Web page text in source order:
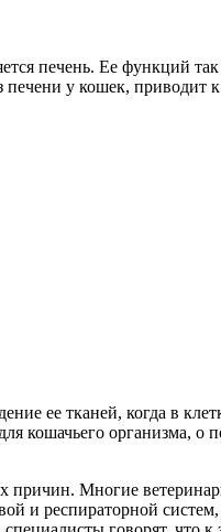
печень. Ее функций
печени у кошек, приводит
ее тканей, когда в
кошачьего организма, о
причин. Многие
и респираторной